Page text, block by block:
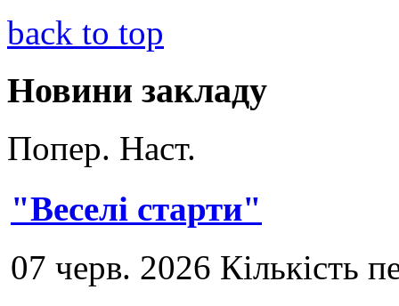
back to top
Новини закладу
Попер. Наст.
"Веселі старти"
07 черв. 2026 Кількість